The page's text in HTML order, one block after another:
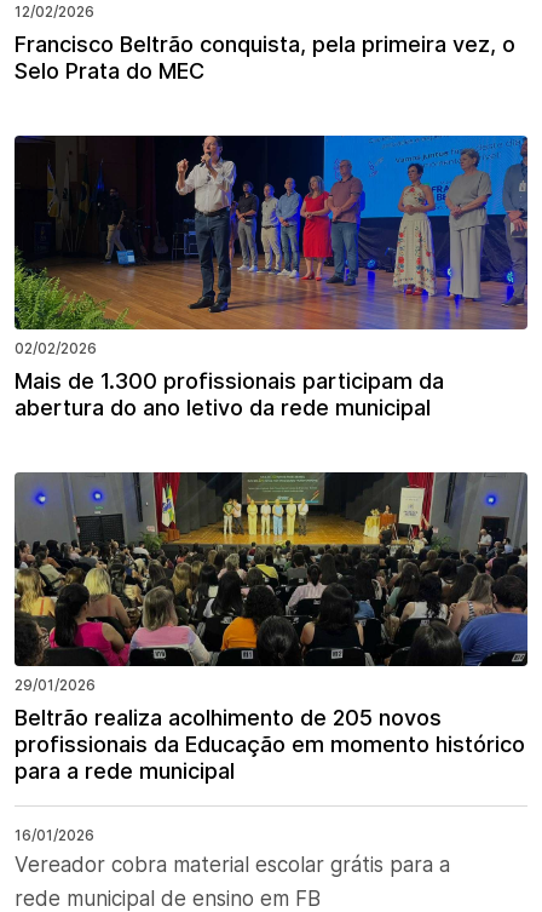
12/02/2026
Francisco Beltrão conquista, pela primeira vez, o
Selo Prata do MEC
02/02/2026
Mais de 1.300 profissionais participam da
abertura do ano letivo da rede municipal
29/01/2026
Beltrão realiza acolhimento de 205 novos
profissionais da Educação em momento histórico
para a rede municipal
16/01/2026
Vereador cobra material escolar grátis para a
rede municipal de ensino em FB